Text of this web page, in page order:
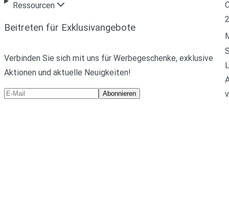
Ressourcen
Beitreten für Exklusivangebote
Verbinden Sie sich mit uns für Werbegeschenke, exklusive
Aktionen und aktuelle Neuigkeiten!
Abonnieren